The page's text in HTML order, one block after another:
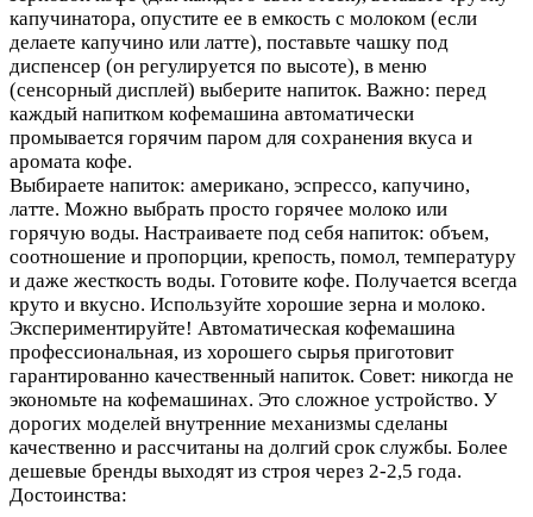
капучинатора, опустите ее в емкость с молоком (если
делаете капучино или латте), поставьте чашку под
диспенсер (он регулируется по высоте), в меню
(сенсорный дисплей) выберите напиток. Важно: перед
каждый напитком кофемашина автоматически
промывается горячим паром для сохранения вкуса и
аромата кофе.
Выбираете напиток: американо, эспрессо, капучино,
латте. Можно выбрать просто горячее молоко или
горячую воды. Настраиваете под себя напиток: объем,
соотношение и пропорции, крепость, помол, температуру
и даже жесткость воды. Готовите кофе. Получается всегда
круто и вкусно. Используйте хорошие зерна и молоко.
Экспериментируйте! Автоматическая кофемашина
профессиональная, из хорошего сырья приготовит
гарантированно качественный напиток. Совет: никогда не
экономьте на кофемашинах. Это сложное устройство. У
дорогих моделей внутренние механизмы сделаны
качественно и рассчитаны на долгий срок службы. Более
дешевые бренды выходят из строя через 2-2,5 года.
Достоинства: